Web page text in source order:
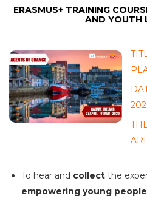
ERASMUS+ TRAINING
AND YOUTH
To hear and collect the
empowering young people